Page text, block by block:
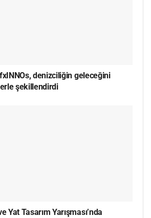
denizciliğin geleceğini
şekillendirdi
Yat Tasarım Yarışması’nda